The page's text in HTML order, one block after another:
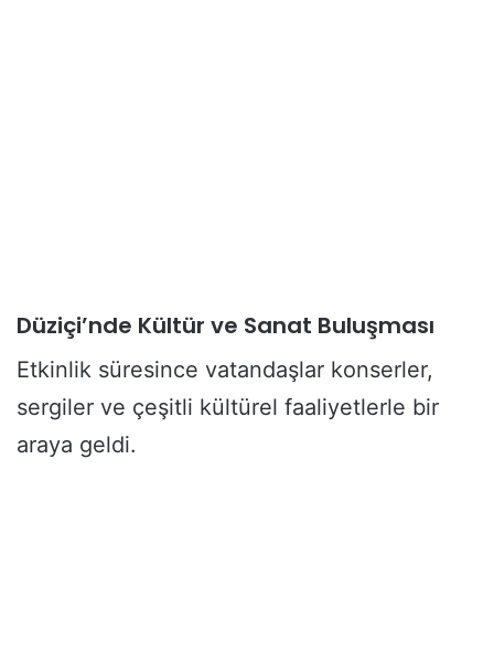
Düziçi’nde Kültür ve Sanat Buluşması
Etkinlik süresince vatandaşlar konserler,
sergiler ve çeşitli kültürel faaliyetlerle bir
araya geldi.